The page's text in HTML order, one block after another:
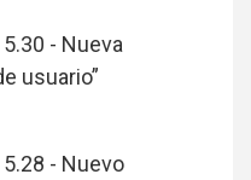
- Nueva
usuario”
- Nuevo